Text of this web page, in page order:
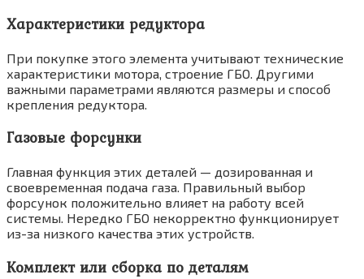
Характеристики редуктора
При покупке этого элемента учитывают технические
характеристики мотора, строение ГБО. Другими
важными параметрами являются размеры и способ
крепления редуктора.
Газовые форсунки
Главная функция этих деталей — дозированная и
своевременная подача газа. Правильный выбор
форсунок положительно влияет на работу всей
системы. Нередко ГБО некорректно функционирует
из-за низкого качества этих устройств.
Комплект или сборка по деталям